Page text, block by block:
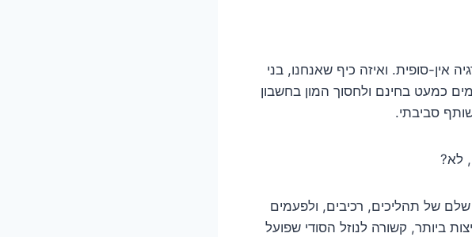
סופית. ואיזה כיף שאנחנו, בני
כמעט בחינם ולחסוך המון בחשבון
סביבתי.
לא?
של תהליכים, רכיבים, ולפעמים
ביותר, קשורה לנוזל הסודי שפועל